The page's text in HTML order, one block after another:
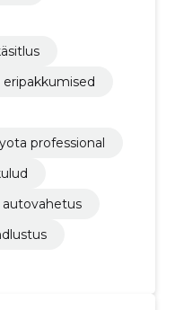
eripakkumised
professional
autovahetus